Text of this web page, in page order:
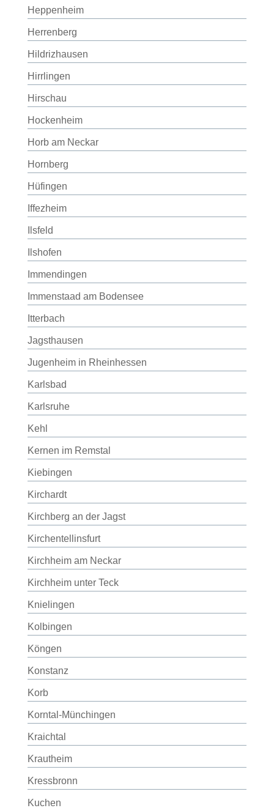
Heppenheim
Herrenberg
Hildrizhausen
Hirrlingen
Hirschau
Hockenheim
Horb am Neckar
Hornberg
Hüfingen
Iffezheim
Ilsfeld
Ilshofen
Immendingen
Immenstaad am Bodensee
Itterbach
Jagsthausen
Jugenheim in Rheinhessen
Karlsbad
Karlsruhe
Kehl
Kernen im Remstal
Kiebingen
Kirchardt
Kirchberg an der Jagst
Kirchentellinsfurt
Kirchheim am Neckar
Kirchheim unter Teck
Knielingen
Kolbingen
Köngen
Konstanz
Korb
Korntal-Münchingen
Kraichtal
Krautheim
Kressbronn
Kuchen